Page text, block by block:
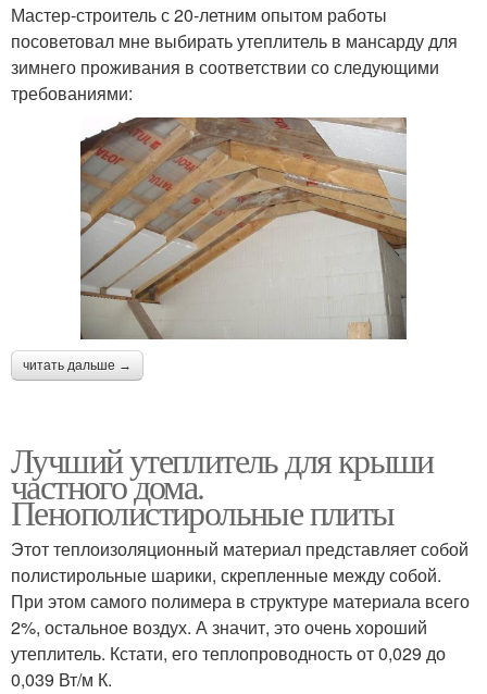
Мастер-строитель с 20-летним опытом работы
посоветовал мне выбирать утеплитель в мансарду для
зимнего проживания в соответствии со следующими
требованиями:
читать дальше →
Лучший утеплитель для крыши
частного дома.
Пенополистирольные плиты
Этот теплоизоляционный материал представляет собой
полистирольные шарики, скрепленные между собой.
При этом самого полимера в структуре материала всего
2%, остальное воздух. А значит, это очень хороший
утеплитель. Кстати, его теплопроводность от 0,029 до
0,039 Вт/м К.